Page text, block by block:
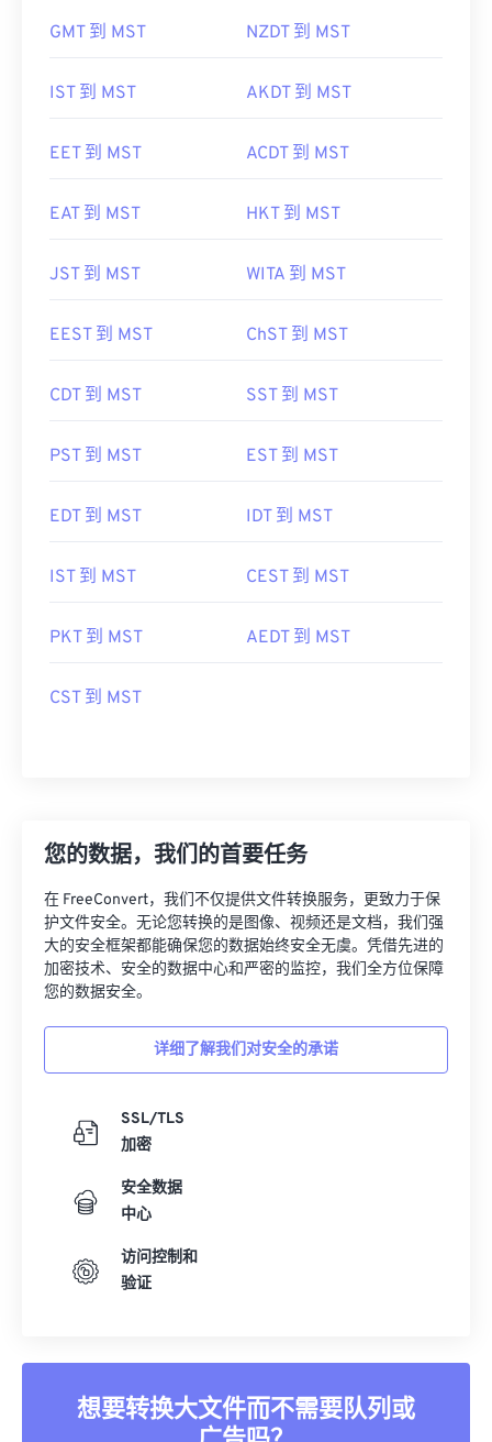
GMT 到 MST NZDT 到 MST
IST 到 MST AKDT 到 MST
EET 到 MST ACDT 到 MST
EAT 到 MST HKT 到 MST
JST 到 MST WITA 到 MST
EEST 到 MST ChST 到 MST
CDT 到 MST SST 到 MST
PST 到 MST EST 到 MST
EDT 到 MST IDT 到 MST
IST 到 MST CEST 到 MST
PKT 到 MST AEDT 到 MST
CST 到 MST
您的数据，我们的首要任务
在 FreeConvert，我们不仅提供文件转换服务，更致力于保
护文件安全。无论您转换的是图像、视频还是文档，我们强
大的安全框架都能确保您的数据始终安全无虞。凭借先进的
加密技术、安全的数据中心和严密的监控，我们全方位保障
您的数据安全。
详细了解我们对安全的承诺
SSL/TLS
加密
安全数据
中心
访问控制和
验证
想要转换大文件而不需要队列或